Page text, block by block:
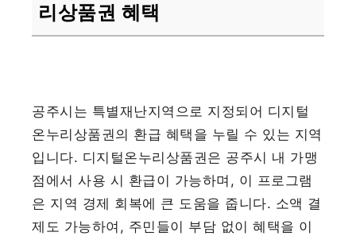
리상품권 혜택
공주시는 특별재난지역으로 지정되어 디지털
온누리상품권의 환급 혜택을 누릴 수 있는 지역
입니다. 디지털온누리상품권은 공주시 내 가맹
점에서 사용 시 환급이 가능하며, 이 프로그램
은 지역 경제 회복에 큰 도움을 줍니다. 소액 결
제도 가능하여, 주민들이 부담 없이 혜택을 이